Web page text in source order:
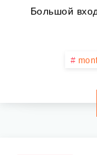
Большой